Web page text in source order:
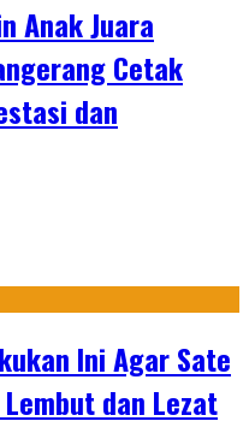
Anak Juara
Cetak
dan
Ini Agar Sate
dan Lezat